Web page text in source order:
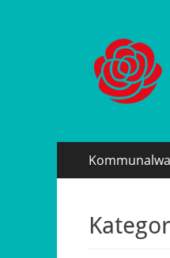
Primäres
Menü
Inhalt